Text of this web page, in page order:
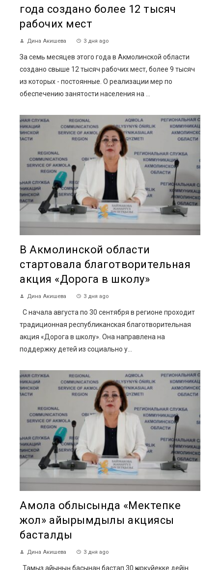
года создано более 12 тысяч
рабочих мест
Дина Акишева 3 дня ago
За семь месяцев этого года в Акмолинской области
создано свыше 12 тысяч рабочих мест, более 9 тысяч
из которых - постоянные. О реализации мер по
обеспечению занятости населения на ...
В Акмолинской области
стартовала благотворительная
акция «Дорога в школу»
Дина Акишева 3 дня ago
С начала августа по 30 сентября в регионе проходит
традиционная республиканская благотворительная
акция «Дорога в школу». Она направлена на
поддержку детей из социально у...
Ақмола облысында «Мектепке
жол» қайырымдылық акциясы
басталды
Дина Акишева 3 дня ago
Тамыз айының басынан бастап 30 қыркүйекке дейін